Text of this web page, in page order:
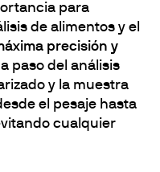
para
de alimentos y el
precisión y
paso del análisis
y la muestra
el pesaje hasta
cualquier